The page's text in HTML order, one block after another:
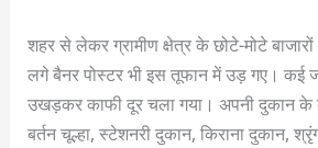
शहर से लेकर ग्रामीण क्षेत्र के छोटे-मोटे
लगे बैनर पोस्टर भी इस तूफान में उड़ गए। कई
उखड़कर काफी दूर चला गया। अपनी दुकान के
बर्तन चूल्हा, स्टेशनरी दुकान, किराना दुकान,